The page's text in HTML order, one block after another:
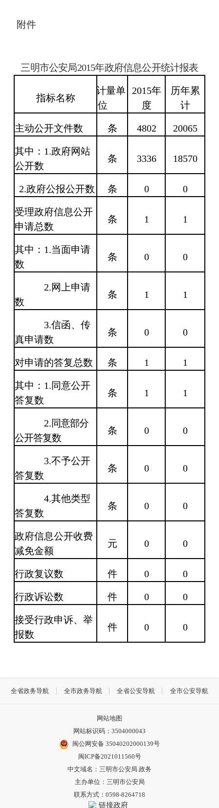
附件
三明市公安局2015年政府信息公开统计报表
指标名称
计量单
位
2015年
度
历年累
计
主动公开文件数 条 4802 20065
其中： 1.政府网站
公开数
条 3336 18570
2.政府公报公开数 条 0 0
受理政府信息公开
申请总数
条 1 1
其中： 1.当面申请
数
条 0 0
2.网上申请
数
条 1 1
3.信函、传
真申请数
条 0 0
对申请的答复总数 条 1 1
其中： 1.同意公开
答复数
条 1 1
2.同意部分
公开答复数
条 0 0
3.不予公开
答复数
条 0 0
4.其他类型
答复数
条 0 0
政府信息公开收费
减免金额
元 0 0
行政复议数 件 0 0
行政诉讼数 件 0 0
接受行政申诉、举
报数
件 0 0
全省政务导航 全市政务导航 全省公安导航 全市公安导航
网站地图
网站标识码：3504000043
闽公网安备 35040202000139号
闽ICP备2021011560号
中文域名：三明市公安局.政务
主办单位：三明市公安局
联系方式：0598-8264718